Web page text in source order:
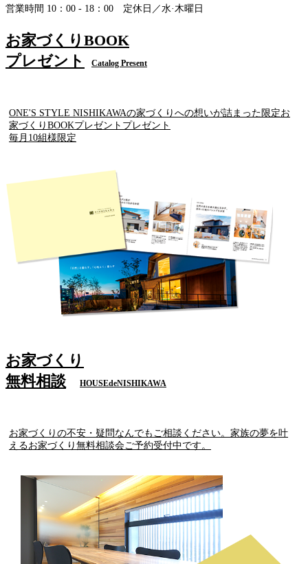
営業時間 10：00 - 18：00 定休日／水·木曜日
お家づくりBOOK
プレゼント
Catalog Present
ONE'S STYLE NISHIKAWAの家づくりへの想いが詰まった限定お
家づくりBOOKプレゼントプレゼント
毎月10組様限定
お家づくり
無料相談
HOUSEdeNISHIKAWA
お家づくりの不安・疑問なんでもご相談ください。家族の夢を叶
えるお家づくり無料相談会ご予約受付中です。